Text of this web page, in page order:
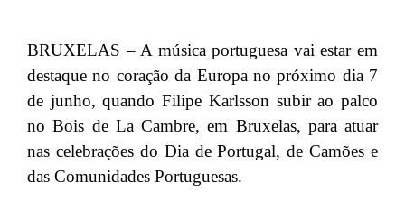
BRUXELAS – A música portuguesa vai estar em
destaque no coração da Europa no próximo dia 7
de junho, quando Filipe Karlsson subir ao palco
no Bois de La Cambre, em Bruxelas, para atuar
nas celebrações do Dia de Portugal, de Camões e
das Comunidades Portuguesas.